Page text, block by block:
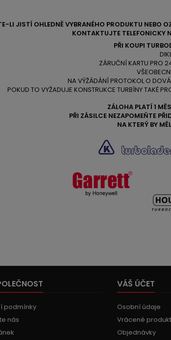
LI JISTÍ OHLEDNĚ VYBRANÉHO PRODUKTU NEBO
KONTAKTUJTE TELEFONICKY
PŘI KOUPI
ZÁRUČNÍ KARTU PRO
NA VÝŽÁDÁNÍ PROTOKOL O
POKUD TO VYŽADUJE KONSTRUKCE TURBÍNY TAKÉ
ZÁLOHA PLATÍ 1
PŘI ZÁSILCE NEZAPOMEŇTE
NA KTERÝ BY
podmínky
nás
VÁŠ ÚČET
Osobní údaje
Vrácené
Objednávky